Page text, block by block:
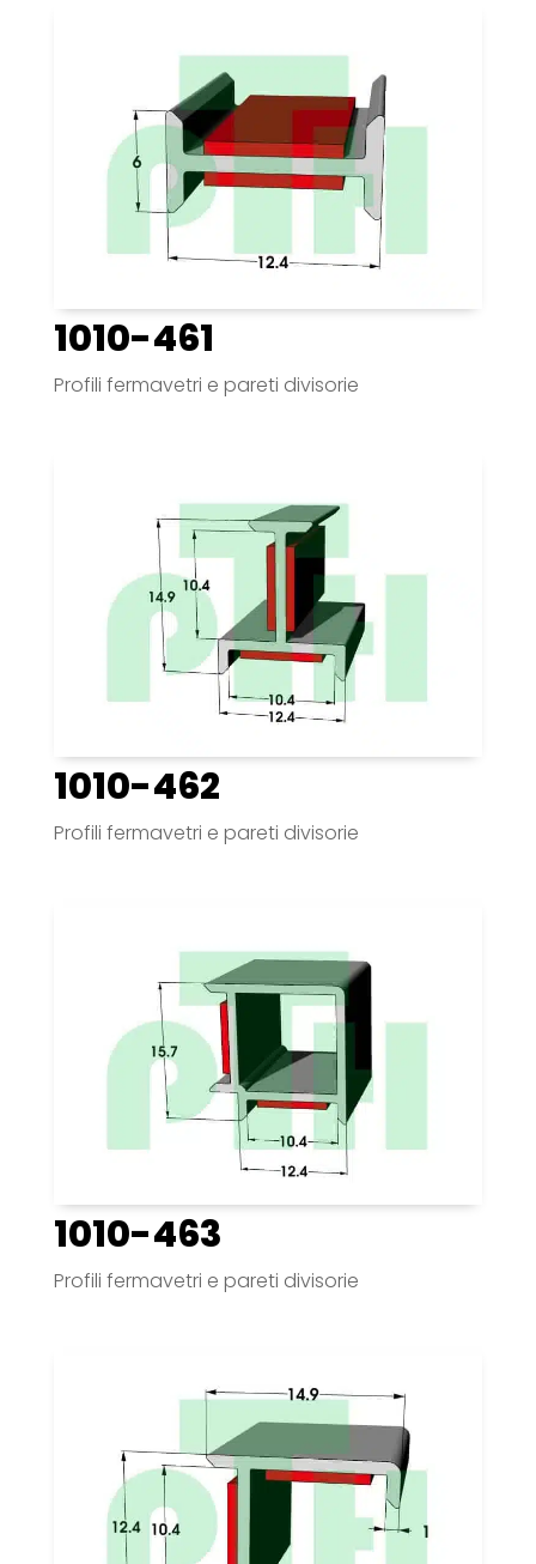
1010-461
Profili fermavetri e pareti divisorie
1010-462
Profili fermavetri e pareti divisorie
1010-463
Profili fermavetri e pareti divisorie